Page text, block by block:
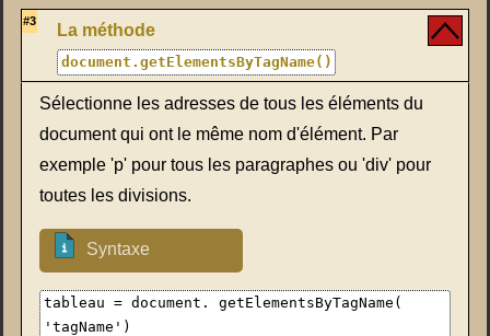
#3 La méthode
document.getElementsByTagName()
Sélectionne les adresses de tous les éléments du
document qui ont le même nom d'élément. Par
exemple 'p' pour tous les paragraphes ou 'div' pour
toutes les divisions.
Syntaxe
tableau = document. getElementsByTagName(
'tagName')